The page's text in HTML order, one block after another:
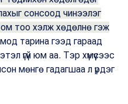
сонсоод чинээлэг
том тоо хэлж хөдөлнө гэж
тарина гээд гараад
үгүй юм аа. Тэр хүмүүсээс
мөнгө гадагшаа л үрдэг